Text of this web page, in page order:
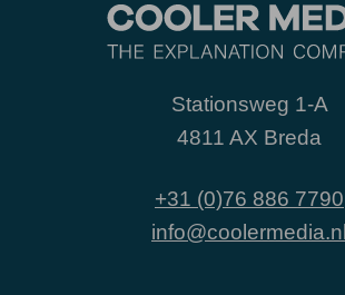
Stationsweg 1-A
4811 AX Breda
+31 (0)76 886 7790
info@coolermedia.nl